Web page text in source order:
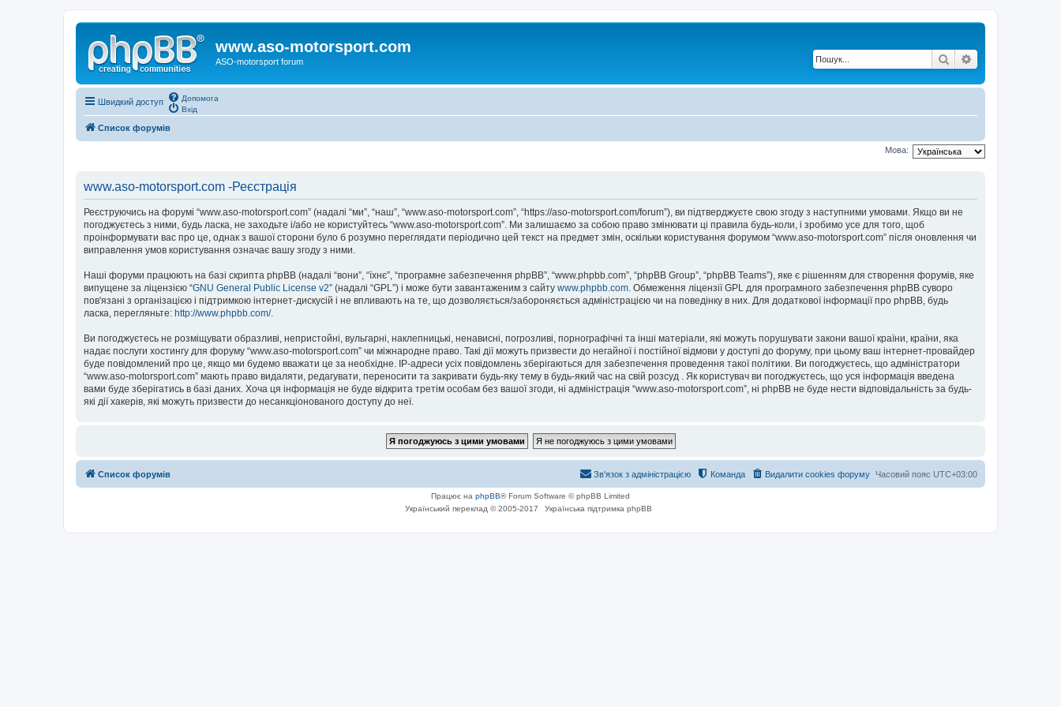
www.aso-motorsport.com
ASO-motorsport forum Пошук
Швидкий доступ
Допомога
Вхід
Список форумів
Мова:
www.aso-motorsport.com -Реєстрація
Реєструючись на форумі “www.aso-motorsport.com” (надалі “ми”, “наш”, “www.aso-motorsport.com”, “https://aso-motorsport.com/forum”), ви підтверджуєте свою згоду з наступними умовами. Якщо ви не
погоджуєтесь з ними, будь ласка, не заходьте і/або не користуйтесь “www.aso-motorsport.com”. Ми залишаємо за собою право змінювати ці правила будь-коли, і зробимо усе для того, щоб
проінформувати вас про це, однак з вашої сторони було б розумно переглядати періодично цей текст на предмет змін, оскільки користування форумом “www.aso-motorsport.com” після оновлення чи
виправлення умов користування означає вашу згоду з ними.
Наші форуми працюють на базі скрипта phpBB (надалі “вони”, “їхнє”, “програмне забезпечення phpBB”, “www.phpbb.com”, “phpBB Group”, “phpBB Teams”), яке є рішенням для створення форумів, яке
випущене за ліцензією “GNU General Public License v2” (надалі “GPL”) і може бути завантаженим з сайту www.phpbb.com. Обмеження ліцензії GPL для програмного забезпечення phpBB суворо
пов'язані з організацією і підтримкою інтернет-дискусій і не впливають на те, що дозволяється/забороняється адміністрацією чи на поведінку в них. Для додаткової інформації про phpBB, будь
ласка, перегляньте: http://www.phpbb.com/.
Ви погоджуєтесь не розміщувати образливі, непристойні, вульгарні, наклепницькі, ненависні, погрозливі, порнографічні та інші матеріали, які можуть порушувати закони вашої країни, країни, яка
надає послуги хостингу для форуму “www.aso-motorsport.com” чи міжнародне право. Такі дії можуть призвести до негайної і постійної відмови у доступі до форуму, при цьому ваш інтернет-провайдер
буде повідомлений про це, якщо ми будемо вважати це за необхідне. IP-адреси усіх повідомлень зберігаються для забезпечення проведення такої політики. Ви погоджуєтесь, що адміністратори
“www.aso-motorsport.com” мають право видаляти, редагувати, переносити та закривати будь-яку тему в будь-який час на свій розсуд . Як користувач ви погоджуєтесь, що уся інформація введена
вами буде зберігатись в базі даних. Хоча ця інформація не буде відкрита третім особам без вашої згоди, ні адміністрація “www.aso-motorsport.com”, ні phpBB не буде нести відповідальність за будь-
які дії хакерів, які можуть призвести до несанкціонованого доступу до неї.
Список форумів Часовий пояс UTC+03:00
Видалити cookies форуму
Команда
Зв'язок з адміністрацією
Працює на phpBB® Forum Software © phpBB Limited
Український переклад © 2005-2017
Українська підтримка phpBB